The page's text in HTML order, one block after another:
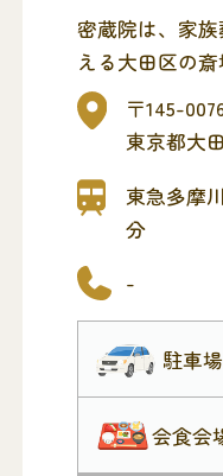
密蔵院は、家
える大田区の
でを同斎場でと
へ移動する流れ
組貸切タイプ
なく、ゆっく
公共交通機関
ご参列の方にも
全館冷暖房完備
が収容でき、
皿等必要と思
す。一階講堂に
ます。ご宿泊
当寺開創の年
〒145-
東京都大
東急多摩
分
-
駐車場
会食会